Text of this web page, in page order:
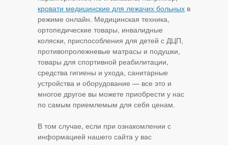
кровати медицинские для лежачих больных в
режиме онлайн. Медицинская техника,
ортопедические товары, инвалидные
коляски, приспособления для детей с ДЦП,
противопролежневые матрасы и подушки,
товары для спортивной реабилитации,
средства гигиены и ухода, санитарные
устройства и оборудование — все это и
многое другое вы можете приобрести у нас
по самым приемлемым для себя ценам.
В том случае, если при ознакомлении с
информацией нашего сайта у вас